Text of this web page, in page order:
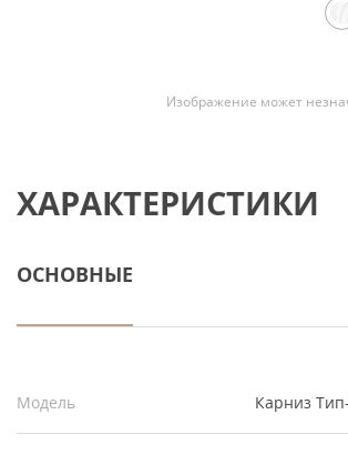
Изображение может
ХАРАКТЕРИСТИКИ
ОСНОВНЫЕ
Модель Карниз